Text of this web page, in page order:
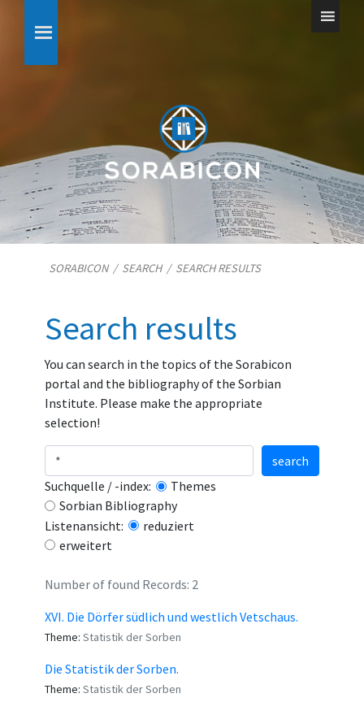
SORABICON/ SEARCH/ SEARCH RESULTS
Search results
You can search in the topics of the Sorabicon
portal and the bibliography of the Sorbian
Institute. Please make the appropriate
selection!
Suchquelle / -index:
Themes
Sorbian Bibliography
Listenansicht:
reduziert
erweitert
search
Number of found Records: 2
XVI. Die Dörfer südlich und westlich Vetschaus.
Theme: Statistik der Sorben
Die Statistik der Sorben.
Theme: Statistik der Sorben